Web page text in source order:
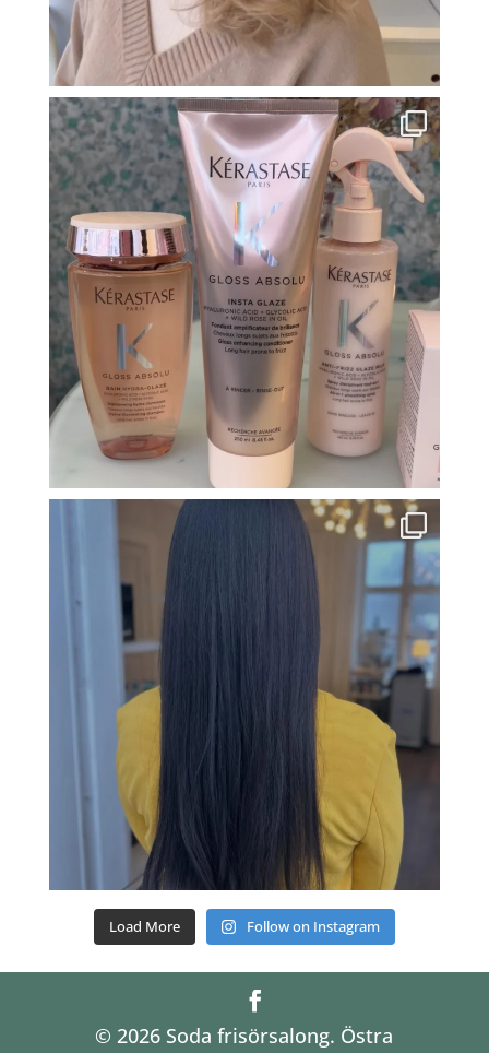
Load More Follow on Instagram
© 2026 Soda frisörsalong. Östra